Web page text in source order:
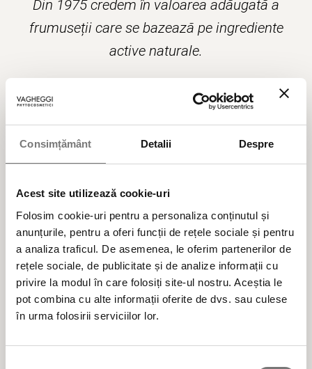
Consimțământ Detalii Despre
Acest site utilizează cookie-uri
Folosim cookie-uri pentru a personaliza conținutul și
anunțurile, pentru a oferi funcții de rețele sociale și pentru
a analiza traficul. De asemenea, le oferim partenerilor de
rețele sociale, de publicitate și de analize informații cu
privire la modul în care folosiți site-ul nostru. Aceștia le
pot combina cu alte informații oferite de dvs. sau culese
în urma folosirii serviciilor lor.
Din 1975 credem în valoarea adăugată a
frumuseții care se bazează pe ingrediente
active naturale.
Produse cosmetice BIO vegane naturale,
testate clinic și dermatologic, formulate cu
ingrediente alese cu multă atenție și cu
responsabilitate pentru mediu, din surse
Cele mai populare categorii de produse cosmetice
BESTSELLER